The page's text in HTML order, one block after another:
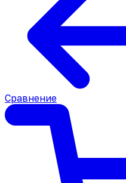
Сравнение